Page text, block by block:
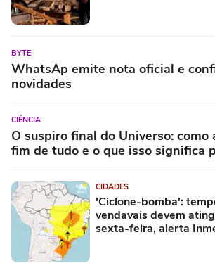
BYTE
WhatsAp emite nota oficial e
novidades
CIÊNCIA
O suspiro final do Universo: como
fim de tudo e o que isso significa
CIDADES
'Ciclone-bomba':
vendavais devem
sexta-feira, alerta